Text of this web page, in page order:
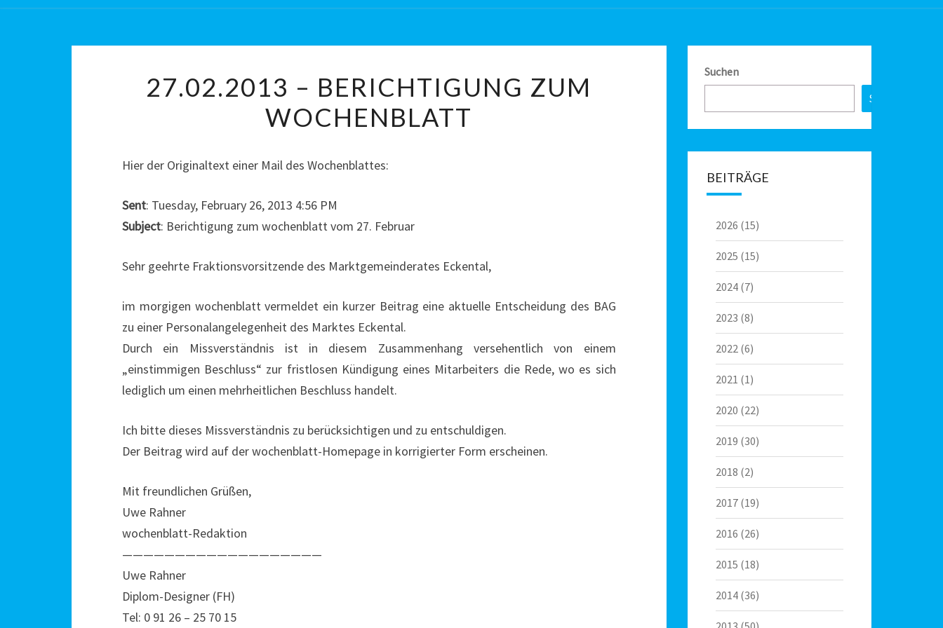
BERICHTIGUNG
ZUM
27.02.2013 – BERICHTIGUNG ZUM
WOCHENBLATT
Hier der Originaltext einer Mail des Wochenblattes:
Sent: Tuesday, February 26, 2013 4:56 PM
Subject: Berichtigung zum wochenblatt vom 27. Februar
Sehr geehrte Fraktionsvorsitzende des Marktgemeinderates Eckental,
im morgigen wochenblatt vermeldet ein kurzer Beitrag eine aktuelle Entscheidung des BAG
zu einer Personalangelegenheit des Marktes Eckental.
Durch ein Missverständnis ist in diesem Zusammenhang versehentlich von einem
„einstimmigen Beschluss“ zur fristlosen Kündigung eines Mitarbeiters die Rede, wo es sich
lediglich um einen mehrheitlichen Beschluss handelt.
Ich bitte dieses Missverständnis zu berücksichtigen und zu entschuldigen.
Der Beitrag wird auf der wochenblatt-Homepage in korrigierter Form erscheinen.
Mit freundlichen Grüßen,
Uwe Rahner
wochenblatt-Redaktion
———————————————————
Uwe Rahner
Diplom-Designer (FH)
Tel: 0 91 26 – 25 70 15
Suchen
Suchen
BEITRÄGE
2026 (15)
2025 (15)
2024(7)
2023 (8)
2022(6)
2021 (1)
2020 (22)
2019 (30)
2018 (2)
2017(19)
2016 (26)
2015 (18)
2014(36)